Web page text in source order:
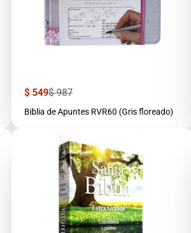
Precio
venta
$ 549Precio
$ 987
Biblia de Apuntes RVR60 (Gris floreado)